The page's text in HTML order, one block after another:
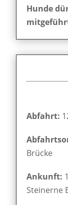
Hunde
Abfahrt:
Brücke
Ankunft:
Steinerne